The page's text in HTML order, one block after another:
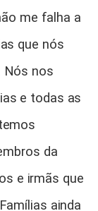
me falha a
que nós
Nós nos
e todas as
da
e irmãs que
ainda